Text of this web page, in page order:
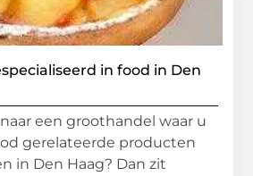
in food in Den
een groothandel waar u
gerelateerde producten
in Den Haag? Dan zit